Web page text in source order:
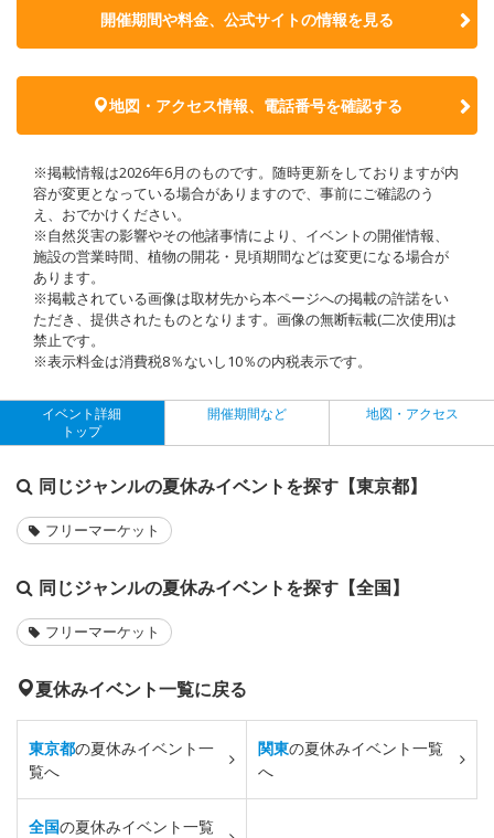
開催期間や料金、公式サイトの情報を見る
地図・アクセス情報、電話番号を確認する
※掲載情報は2026年6月のものです。随時更新をしておりますが内
容が変更となっている場合がありますので、事前にご確認のう
え、おでかけください。
※自然災害の影響やその他諸事情により、イベントの開催情報、
施設の営業時間、植物の開花・見頃期間などは変更になる場合が
あります。
※掲載されている画像は取材先から本ページへの掲載の許諾をい
ただき、提供されたものとなります。画像の無断転載(二次使用)は
禁止です。
※表示料金は消費税8％ないし10％の内税表示です。
イベント詳細
トップ
開催期間など 地図・アクセス
同じジャンルの夏休みイベントを探す【東京都】
フリーマーケット
同じジャンルの夏休みイベントを探す【全国】
フリーマーケット
夏休みイベント一覧に戻る
東京都の夏休みイベント一
覧へ
関東の夏休みイベント一覧
へ
全国の夏休みイベント一覧